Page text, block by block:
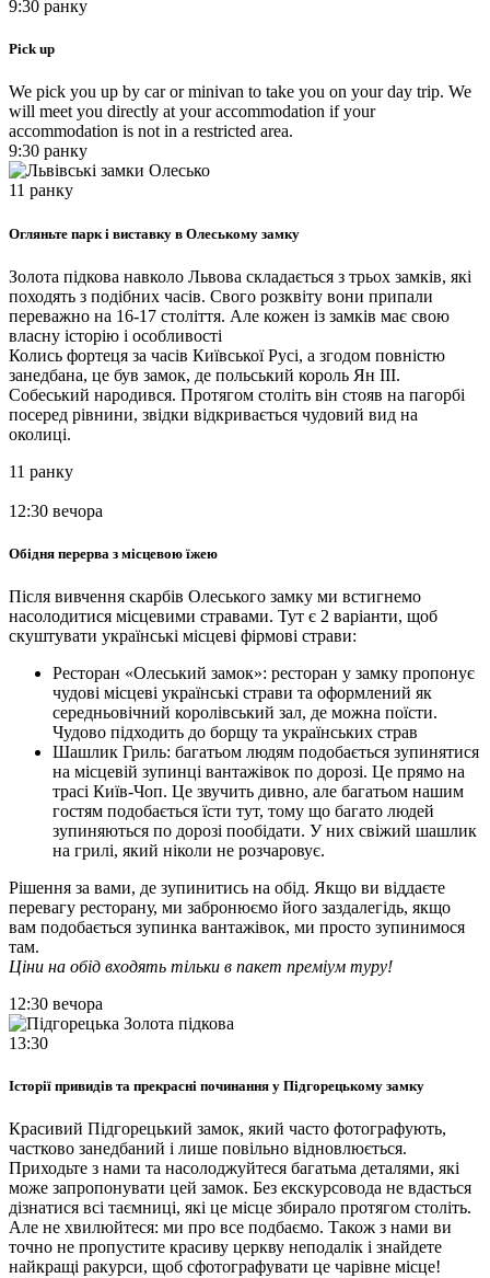
9:30 ранку
Pick up
We pick you up by car or minivan to take you on your day trip. We
will meet you directly at your accommodation if your
accommodation is not in a restricted area.
9:30 ранку
11 ранку
Огляньте парк і виставку в Олеському замку
Золота підкова навколо Львова складається з трьох замків, які
походять з подібних часів. Свого розквіту вони припали
переважно на 16-17 століття. Але кожен із замків має свою
власну історію і особливості
Колись фортеця за часів Київської Русі, а згодом повністю
занедбана, це був замок, де польський король Ян III.
Собеський народився. Протягом століть він стояв на пагорбі
посеред рівнини, звідки відкривається чудовий вид на
околиці.
11 ранку
12:30 вечора
Обідня перерва з місцевою їжею
Після вивчення скарбів Олеського замку ми встигнемо
насолодитися місцевими стравами. Тут є 2 варіанти, щоб
скуштувати українські місцеві фірмові страви:
Ресторан «Олеський замок»: ресторан у замку пропонує
чудові місцеві українські страви та оформлений як
середньовічний королівський зал, де можна поїсти.
Чудово підходить до борщу та українських страв
Шашлик Гриль: багатьом людям подобається зупинятися
на місцевій зупинці вантажівок по дорозі. Це прямо на
трасі Київ-Чоп. Це звучить дивно, але багатьом нашим
гостям подобається їсти тут, тому що багато людей
зупиняються по дорозі пообідати. У них свіжий шашлик
на грилі, який ніколи не розчаровує.
Рішення за вами, де зупинитись на обід. Якщо ви віддаєте
перевагу ресторану, ми забронюємо його заздалегідь, якщо
вам подобається зупинка вантажівок, ми просто зупинимося
там.
Ціни на обід входять тільки в пакет преміум туру!
12:30 вечора
13:30
Історії привидів та прекрасні починання у Підгорецькому замку
Красивий Підгорецький замок, який часто фотографують,
частково занедбаний і лише повільно відновлюється.
Приходьте з нами та насолоджуйтеся багатьма деталями, які
може запропонувати цей замок. Без екскурсовода не вдасться
дізнатися всі таємниці, які це місце збирало протягом століть.
Але не хвилюйтеся: ми про все подбаємо. Також з нами ви
точно не пропустите красиву церкву неподалік і знайдете
найкращі ракурси, щоб сфотографувати це чарівне місце!